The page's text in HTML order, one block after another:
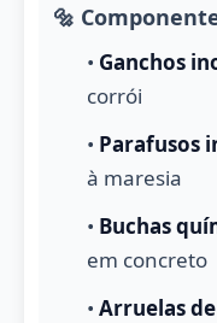
🔩
• Ganchos
corrói
• Parafusos
à maresia
• Buchas
em concreto
• Arruelas